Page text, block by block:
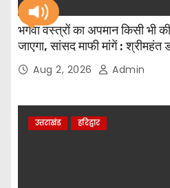
भगवा वस्त्रों का अपमान किसी भी
जाएगा, सांसद माफी मांगें : श्रीमहंत
Aug 2, 2026 Admin
उत्तराखंड हरिद्वार